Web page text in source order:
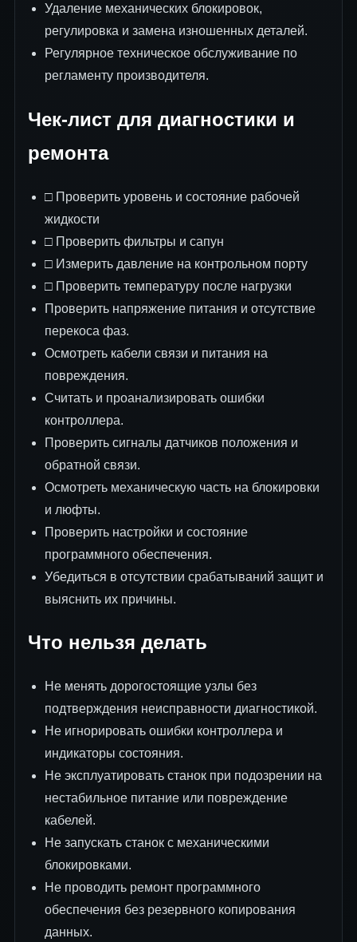
Удаление механических блокировок,
регулировка и замена изношенных деталей.
Регулярное техническое обслуживание по
регламенту производителя.
Чек-лист для диагностики и
ремонта
□ Проверить уровень и состояние рабочей
жидкости
□ Проверить фильтры и сапун
□ Измерить давление на контрольном порту
□ Проверить температуру после нагрузки
Проверить напряжение питания и отсутствие
перекоса фаз.
Осмотреть кабели связи и питания на
повреждения.
Считать и проанализировать ошибки
контроллера.
Проверить сигналы датчиков положения и
обратной связи.
Осмотреть механическую часть на блокировки
и люфты.
Проверить настройки и состояние
программного обеспечения.
Убедиться в отсутствии срабатываний защит и
выяснить их причины.
Что нельзя делать
Не менять дорогостоящие узлы без
подтверждения неисправности диагностикой.
Не игнорировать ошибки контроллера и
индикаторы состояния.
Не эксплуатировать станок при подозрении на
нестабильное питание или повреждение
кабелей.
Не запускать станок с механическими
блокировками.
Не проводить ремонт программного
обеспечения без резервного копирования
данных.